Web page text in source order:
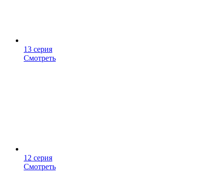
13 серия
Смотреть
12 серия
Смотреть